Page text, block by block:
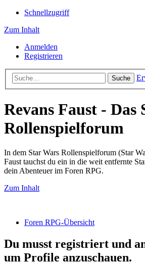
Schnellzugriff
Zum Inhalt
Anmelden
Registrieren
Suche
Revans Faust - Das
Rollenspielforum
In dem Star Wars Rollenspielforum (Star
Faust tauchst du ein in die weit entfernte
dein Abenteuer im Foren RPG.
Zum Inhalt
Foren RPG-Übersicht
Du musst registriert und
um Profile anzuschauen.